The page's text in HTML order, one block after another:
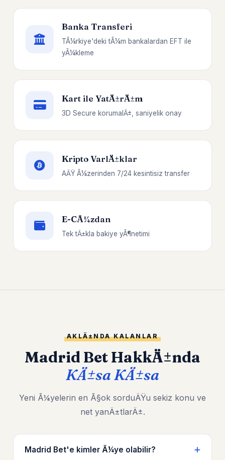
Banka Transferi
TÃ¼rkiye'deki tÃ¼m bankalardan EFT ile
yÃ¼kleme
Kart ile YatÄ±rÄ±m
3D Secure korumalÄ±, saniyelik onay
Kripto VarlÄ±klar
AÄŸ Ã¼zerinden 7/24 kesintisiz transfer
E-CÃ¼zdan
Tek tÄ±kla bakiye yÃ¶netimi
AKLÄ±NDA KALANLAR
Madrid Bet HakkÄ±nda
KÄ±sa KÄ±sa
Yeni Ã¼yelerin en Ã§ok sorduÄŸu sekiz konu ve
net yanÄ±tlarÄ±.
Madrid Bet'e kimler Ã¼ye olabilir?